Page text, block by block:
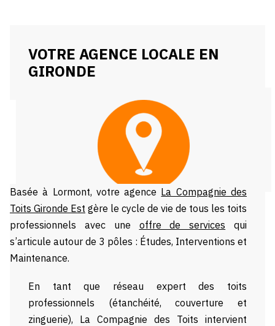
VOTRE AGENCE LOCALE EN
GIRONDE
Basée à Lormont, votre agence La Compagnie des
Toits Gironde Est gère le cycle de vie de tous les toits
professionnels avec une offre de services qui
s’articule autour de 3 pôles : Études, Interventions et
Maintenance.
En tant que réseau expert des toits
professionnels (étanchéité, couverture et
zinguerie), La Compagnie des Toits intervient